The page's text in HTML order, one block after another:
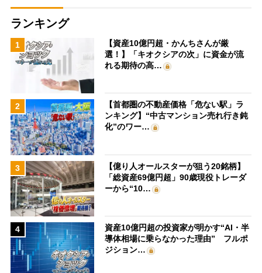
ランキング
1
【資産10億円超・かんちさんが厳
選！】「キオクシアの次」に資金が流
れる期待の高…
2
【首都圏の不動産価格「危ない駅」ラ
ンキング】“中古マンション売れ行き鈍
化”のワー…
3
【億り人オールスターが狙う20銘柄】
「総資産69億円超」90歳現役トレーダ
ーから“10…
4
資産10億円超の投資家が明かす“AI・半
導体相場に乗らなかった理由” フルポ
ジション…